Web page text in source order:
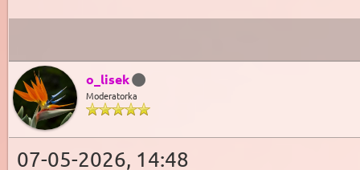
o_lisek
Moderatorka
07-05-2026, 14:48